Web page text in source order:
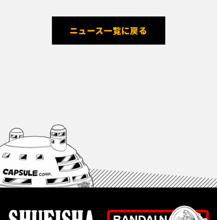
ニュース一覧に戻る